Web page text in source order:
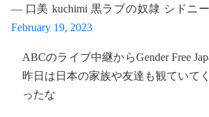
— 口美 kuchimi 黒ラブの奴隷 シドニー
February 19, 2023
ABCのライブ中継からGender Free
昨日は日本の家族や友達も観ていて
ったな